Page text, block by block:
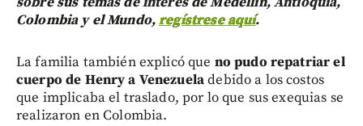
Colombia y el Mundo,regístrese aquí.
La familia también explicó que no pudo repatriar el
cuerpo de Henry a Venezueladebido a los costos
que implicaba el traslado, por lo que sus exequias se
realizaron en Colombia.